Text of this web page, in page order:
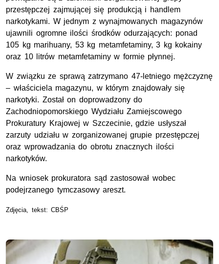
przestępczej zajmującej się produkcją i handlem
narkotykami. W jednym z wynajmowanych magazynów
ujawnili ogromne ilości środków odurzających: ponad
105 kg marihuany, 53 kg metamfetaminy, 3 kg kokainy
oraz 10 litrów metamfetaminy w formie płynnej.
W związku ze sprawą zatrzymano 47-letniego mężczyznę
– właściciela magazynu, w którym znajdowały się
narkotyki. Został on doprowadzony do
Zachodniopomorskiego Wydziału Zamiejscowego
Prokuratury Krajowej w Szczecinie, gdzie usłyszał
zarzuty udziału w zorganizowanej grupie przestępczej
oraz wprowadzania do obrotu znacznych ilości
narkotyków.
Na wniosek prokuratora sąd zastosował wobec
podejrzanego tymczasowy areszt.
Zdjęcia, tekst: CBŚP